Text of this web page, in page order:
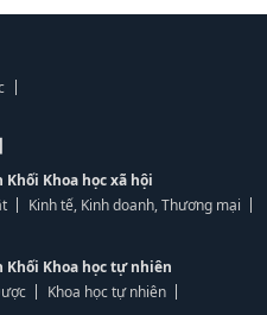
Khoa học xã hội
Kinh tế, Kinh doanh, Thương mại
Khối Khoa học tự nhiên
Khoa học tự nhiên